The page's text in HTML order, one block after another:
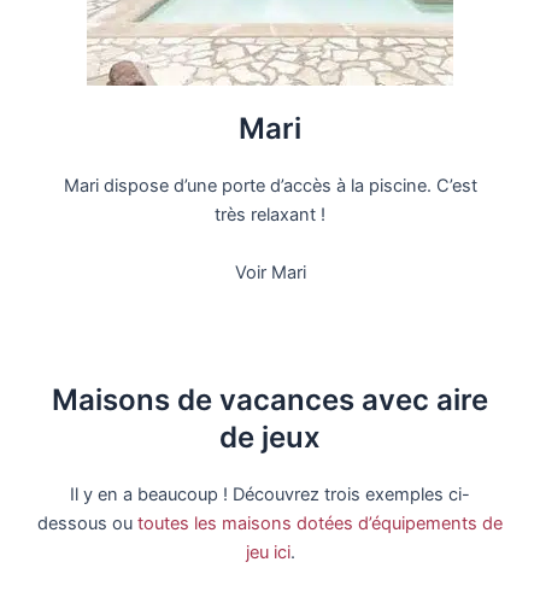
Mari
Mari dispose d’une porte d’accès à la piscine. C’est
très relaxant !
Voir Mari
Maisons de vacances avec aire
de jeux
Il y en a beaucoup ! Découvrez trois exemples ci-
dessous ou toutes les maisons dotées d’équipements de
jeu ici.